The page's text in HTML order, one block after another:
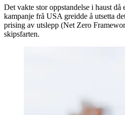
Det vakte stor oppstandelse i haust
kampanje frå USA greidde å utsetta
prising av utslepp (Net Zero
skipsfarten.